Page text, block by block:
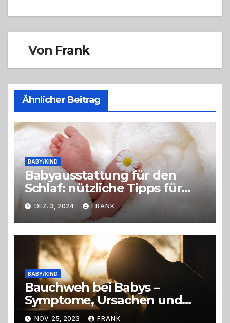
Von Frank
Ähnlicher Beitrag
BABY/KIND
Babyausstattung für den
Schlaf: nützliche Tipps für
Eltern
DEZ. 3, 2024 FRANK
BABY/KIND
Bauchweh bei Babys –
Symptome, Ursachen und
Linderung
NOV. 25, 2023 FRANK